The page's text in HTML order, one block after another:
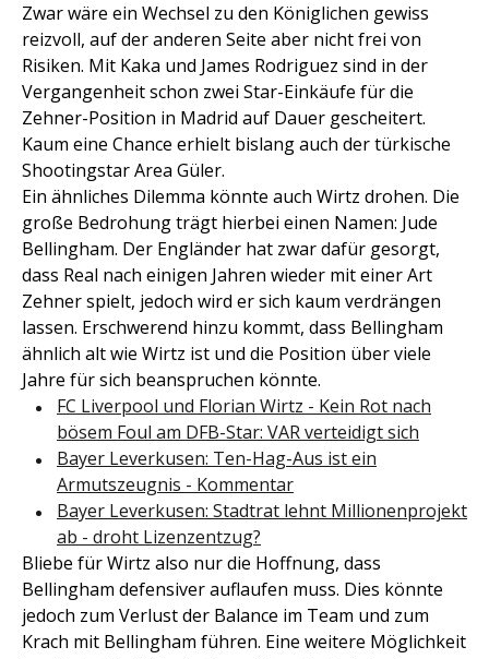
Zwar wäre ein Wechsel zu den Königlichen gewiss
reizvoll, auf der anderen Seite aber nicht frei von
Risiken. Mit Kaka und James Rodriguez sind in der
Vergangenheit schon zwei Star-Einkäufe für die
Zehner-Position in Madrid auf Dauer gescheitert.
Kaum eine Chance erhielt bislang auch der türkische
Shootingstar Area Güler.
Ein ähnliches Dilemma könnte auch Wirtz drohen. Die
große Bedrohung trägt hierbei einen Namen: Jude
Bellingham. Der Engländer hat zwar dafür gesorgt,
dass Real nach einigen Jahren wieder mit einer Art
Zehner spielt, jedoch wird er sich kaum verdrängen
lassen. Erschwerend hinzu kommt, dass Bellingham
ähnlich alt wie Wirtz ist und die Position über viele
Jahre für sich beanspruchen könnte.
FC Liverpool und Florian Wirtz - Kein Rot nach
bösem Foul am DFB-Star: VAR verteidigt sich
Bayer Leverkusen: Ten-Hag-Aus ist ein
Armutszeugnis - Kommentar
Bayer Leverkusen: Stadtrat lehnt Millionenprojekt
ab - droht Lizenzentzug?
Bliebe für Wirtz also nur die Hoffnung, dass
Bellingham defensiver auflaufen muss. Dies könnte
jedoch zum Verlust der Balance im Team und zum
Krach mit Bellingham führen. Eine weitere Möglichkeit